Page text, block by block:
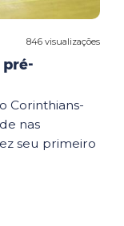
846 visualizações
Corinthians-
nas
seu primeiro